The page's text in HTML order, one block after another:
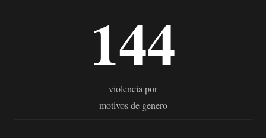
144
violencia por
motivos de genero